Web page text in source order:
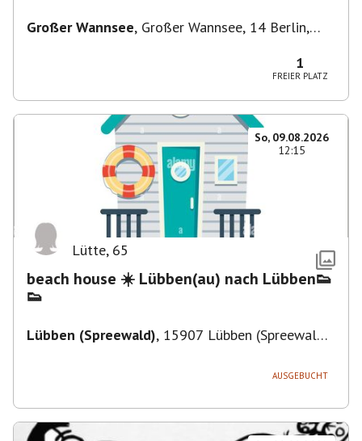
Großer Wannsee, Großer Wannsee, 14 Berlin,
1
FREIER PLATZ
So, 09.08.2026
12:15
Lütte, 65
beach house ☀️ Lübben(au) nach Lübben👟
👟
Lübben (Spreewald), 15907 Lübben (Spreewald),
AUSGEBUCHT